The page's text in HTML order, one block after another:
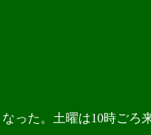
た。土曜は10時ごろ